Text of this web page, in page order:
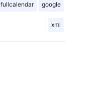
fullcalendar google
xml